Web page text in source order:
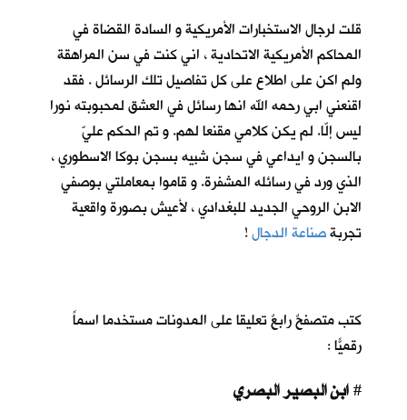
قلت لرجال الاستخبارات الأمريكية و السادة القضاة في
المحاكم الأمريكية الاتحادية ، اني كنت في سن المراهقة
ولم اكن على اطلاع على كل تفاصيل تلك الرسائل . فقد
اقنعني ابي رحمه الله انها رسائل في العشق لمحبوبته نورا
ليس إلّا. لم يكن كلامي مقنعا لهم. و تم الحكم عليّ
بالسجن و ايداعي في سجن شبيه بسجن بوكا الاسطوري ،
الذي ورد في رسائله المشفرة. و قاموا بمعاملتي بوصفي
الابن الروحي الجديد للبغدادي ، لأعيش بصورة واقعية
تجربةصناعة الدجال!
كتب متصفحٌ رابعٌ تعليقا على المدونات مستخدما اسماً
رقميّاً :
# ابن البصير البصري